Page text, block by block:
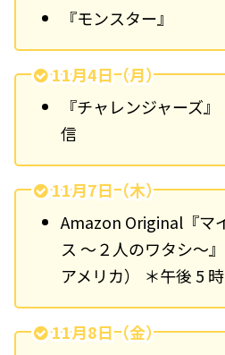
『モンスター』
11月4日（月）
『チャレンジャーズ
信
11月7日（木）
Amazon Original『マ
ス ～２人のワタシ～
アメリカ） ＊午後 5
11月8日（金）